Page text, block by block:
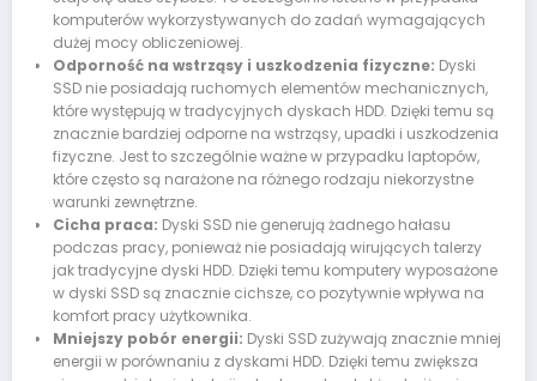
komputerów wykorzystywanych do zadań wymagających
dużej mocy obliczeniowej.
Odporność na wstrząsy i uszkodzenia fizyczne: Dyski
SSD nie posiadają ruchomych elementów mechanicznych,
które występują w tradycyjnych dyskach HDD. Dzięki temu są
znacznie bardziej odporne na wstrząsy, upadki i uszkodzenia
fizyczne. Jest to szczególnie ważne w przypadku laptopów,
które często są narażone na różnego rodzaju niekorzystne
warunki zewnętrzne.
Cicha praca: Dyski SSD nie generują żadnego hałasu
podczas pracy, ponieważ nie posiadają wirujących talerzy
jak tradycyjne dyski HDD. Dzięki temu komputery wyposażone
w dyski SSD są znacznie cichsze, co pozytywnie wpływa na
komfort pracy użytkownika.
Mniejszy pobór energii: Dyski SSD zużywają znacznie mniej
energii w porównaniu z dyskami HDD. Dzięki temu zwiększa